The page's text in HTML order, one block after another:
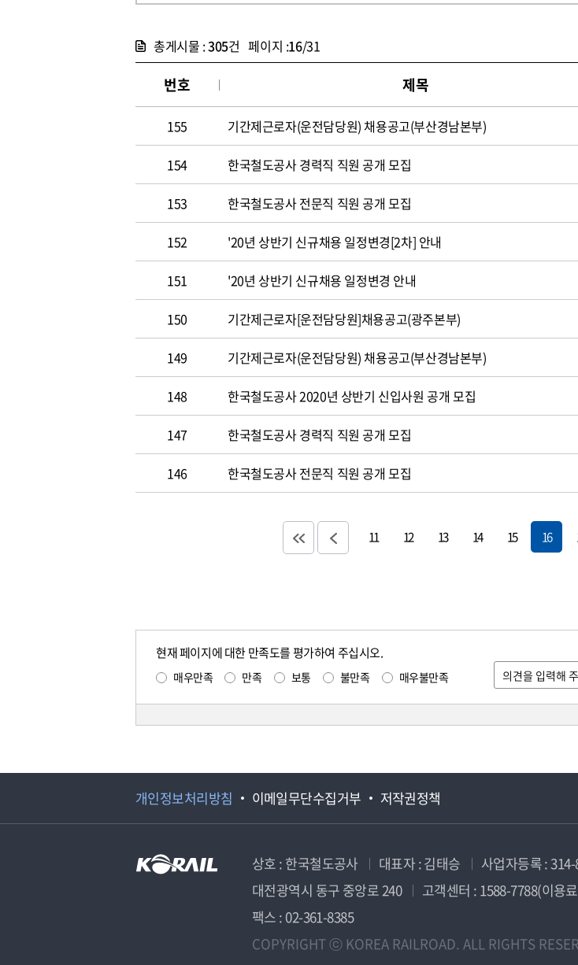
총게시물 :305건 페이지 :16/31
번호 제목
155 기간제근로자(운전담당원) 채용공고(부산경남본부)
154 한국철도공사 경력직 직원 공개 모집
153 한국철도공사 전문직 직원 공개 모집
152 '20년 상반기 신규채용 일정변경[2차] 안내
151 '20년 상반기 신규채용 일정변경 안내
150 기간제근로자[운전담당원]채용공고(광주본부)
149 기간제근로자(운전담당원) 채용공고(부산경남본부)
148 한국철도공사 2020년 상반기 신입사원 공개 모집
147 한국철도공사 경력직 직원 공개 모집
146 한국철도공사 전문직 직원 공개 모집
11 12 13 14 15 16
현재 페이지에 대한 만족도를 평가하여 주십시오.
매우만족 만족 보통 불만족 매우불만족
개인정보처리방침 이메일무단수집거부 저작권정책
상호 : 한국철도공사 대표자 : 김태승 사업자등록 :
대전광역시 동구 중앙로 240
고객센터 : 1588-7788(이용
팩스 : 02-361-8385
COPYRIGHT ⓒ KOREA RAILROAD. ALL RIGHTS